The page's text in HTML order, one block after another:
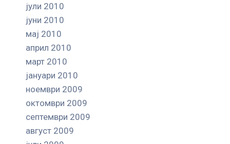
јули 2010
јуни 2010
мај 2010
април 2010
март 2010
јануари 2010
ноември 2009
октомври 2009
септември 2009
август 2009